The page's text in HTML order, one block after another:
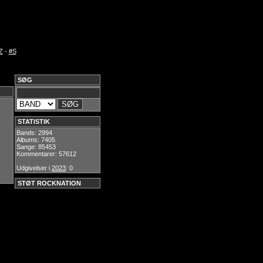
- #S
SØG
STATISTIK
Bands: 2994
Albums: 7405
Sange: 85453
Kommentarer: 57612
Udgivelser i 2023: 0
STØT ROCKNATION